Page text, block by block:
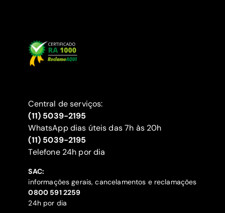
Central de serviços:
(11) 5039-2195
WhatsApp dias úteis das 7h às 20h
(11) 5039-2195
‍Telefone 24h por dia
SAC:
informações gerais, cancelamentos e reclamações
‍0800 591 2259
24h por dia